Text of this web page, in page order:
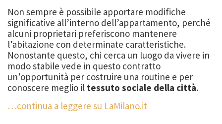
Non sempre è possibile apportare modifiche
significative all’interno dell’appartamento, perché
alcuni proprietari preferiscono mantenere
l’abitazione con determinate caratteristiche.
Nonostante questo, chi cerca un luogo da vivere in
modo stabile vede in questo contratto
un’opportunità per costruire una routine e per
conoscere meglio il tessuto sociale della città.
…continua a leggere su LaMilano.it